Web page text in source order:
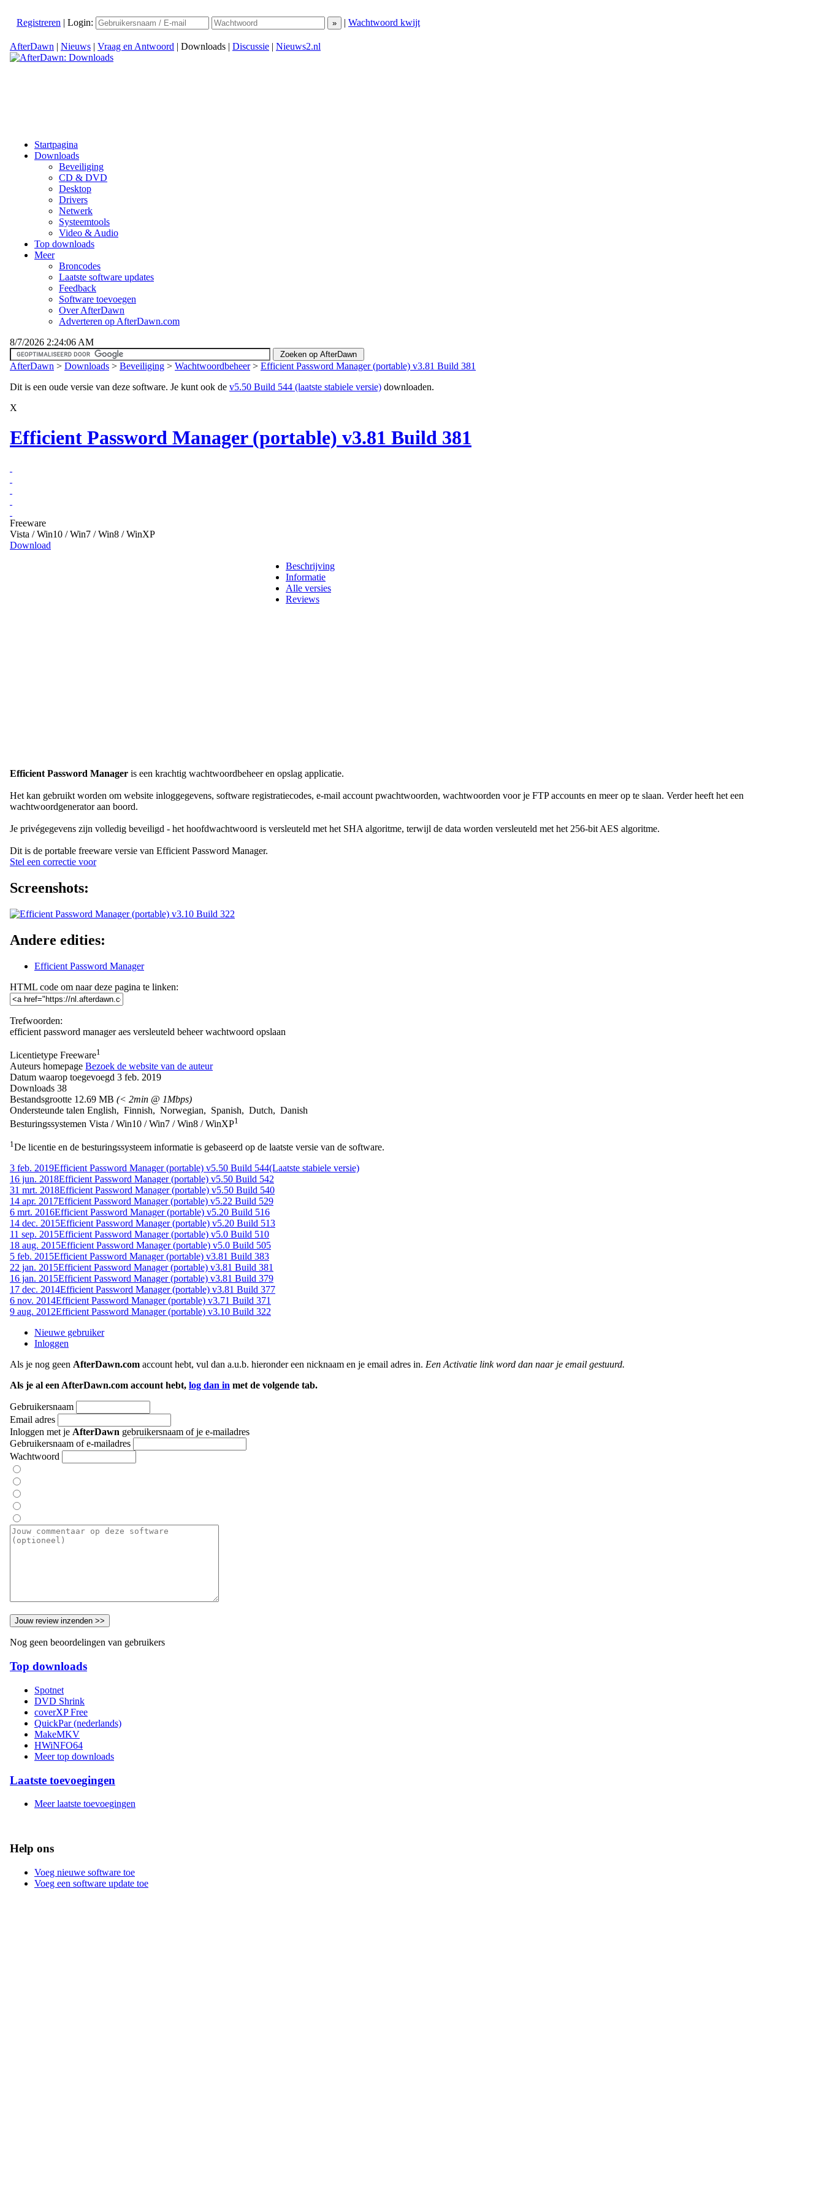
Registreren | Login: | Wachtwoord kwijt
AfterDawn | Nieuws | Vraag en Antwoord | Downloads | Discussie | Nieuws2.nl
Startpagina
Downloads
Beveiliging
CD & DVD
Desktop
Drivers
Netwerk
Systeemtools
Video & Audio
Top downloads
Meer
Broncodes
Laatste software updates
Feedback
Software toevoegen
Over AfterDawn
Adverteren op AfterDawn.com
8/7/2026 2:24:06 AM
AfterDawn > Downloads > Beveiliging > Wachtwoordbeheer > Efficient Password Manager (portable) v3.81 Build 381
Dit is een oude versie van deze software. Je kunt ook de v5.50 Build 544 (laatste stabiele versie) downloaden.
X
Efficient Password Manager (portable) v3.81 Build 381
Freeware
Vista / Win10 / Win7 / Win8 / WinXP
Download
Beschrijving
Informatie
Alle versies
Reviews
Efficient Password Manager is een krachtig wachtwoordbeheer en opslag applicatie.
Het kan gebruikt worden om website inloggegevens, software registratiecodes, e-mail account pwachtwoorden, wachtwoorden voor je FTP accounts en meer op te slaan. Verder heeft het een
wachtwoordgenerator aan boord.
Je privégegevens zijn volledig beveiligd - het hoofdwachtwoord is versleuteld met het SHA algoritme, terwijl de data worden versleuteld met het 256-bit AES algoritme.
Dit is de portable freeware versie van Efficient Password Manager.
Stel een correctie voor
Screenshots:
Andere edities:
Efficient Password Manager
HTML code om naar deze pagina te linken:
Trefwoorden:
efficient password manager aes versleuteld beheer wachtwoord opslaan
Licentietype Freeware1
Auteurs homepage Bezoek de website van de auteur
Datum waarop toegevoegd 3 feb. 2019
Downloads 38
Bestandsgrootte 12.69 MB (< 2min @ 1Mbps)
Ondersteunde talen English, Finnish, Norwegian, Spanish, Dutch, Danish
Besturingssystemen Vista / Win10 / Win7 / Win8 / WinXP1
1De licentie en de besturingssysteem informatie is gebaseerd op de laatste versie van de software.
3 feb. 2019Efficient Password Manager (portable) v5.50 Build 544(Laatste stabiele versie)
16 jun. 2018Efficient Password Manager (portable) v5.50 Build 542
31 mrt. 2018Efficient Password Manager (portable) v5.50 Build 540
14 apr. 2017Efficient Password Manager (portable) v5.22 Build 529
6 mrt. 2016Efficient Password Manager (portable) v5.20 Build 516
14 dec. 2015Efficient Password Manager (portable) v5.20 Build 513
11 sep. 2015Efficient Password Manager (portable) v5.0 Build 510
18 aug. 2015Efficient Password Manager (portable) v5.0 Build 505
5 feb. 2015Efficient Password Manager (portable) v3.81 Build 383
22 jan. 2015Efficient Password Manager (portable) v3.81 Build 381
16 jan. 2015Efficient Password Manager (portable) v3.81 Build 379
17 dec. 2014Efficient Password Manager (portable) v3.81 Build 377
6 nov. 2014Efficient Password Manager (portable) v3.71 Build 371
9 aug. 2012Efficient Password Manager (portable) v3.10 Build 322
Nieuwe gebruiker
Inloggen
Als je nog geen AfterDawn.com account hebt, vul dan a.u.b. hieronder een nicknaam en je email adres in. Een Activatie link word dan naar je email gestuurd.
Als je al een AfterDawn.com account hebt, log dan in met de volgende tab.
Gebruikersnaam
Email adres
Inloggen met je AfterDawn gebruikersnaam of je e-mailadres
Gebruikersnaam of e-mailadres
Wachtwoord
Nog geen beoordelingen van gebruikers
Top downloads
Spotnet
DVD Shrink
coverXP Free
QuickPar (nederlands)
MakeMKV
HWiNFO64
Meer top downloads
Laatste toevoegingen
Meer laatste toevoegingen
Help ons
Voeg nieuwe software toe
Voeg een software update toe